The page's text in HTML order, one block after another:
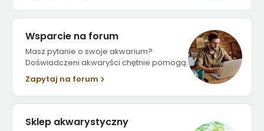
Wsparcie na forum
Masz pytanie o swoje akwarium?
Doświadczeni akwaryści chętnie pomogą.
Zapytaj na forum
Sklep akwarystyczny